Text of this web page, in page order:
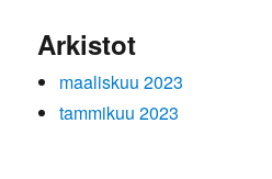
Arkistot
maaliskuu 2023
tammikuu 2023